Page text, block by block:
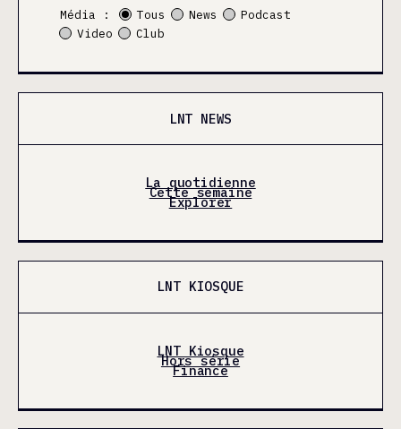
Média : Tous News
Podcast
Video
Club
LNT NEWS
La quotidienne
Cette semaine
Explorer
LNT KIOSQUE
LNT Kiosque
Hors série
Finance